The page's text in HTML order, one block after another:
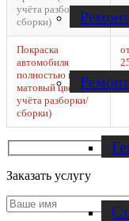
учёта разборки/
сборки)
Покраска
автомобиля
полностью в
матовый цвет (без
учёта разборки/
сборки)
Заказать услугу